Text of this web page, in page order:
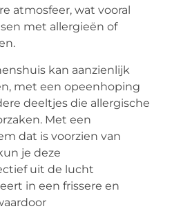
atmosfeer, wat vooral
met allergieën of
kan aanzienlijk
met een opeenhoping
deeltjes die allergische
Met een
dat is voorzien van
je deze
uit de lucht
in een frissere en